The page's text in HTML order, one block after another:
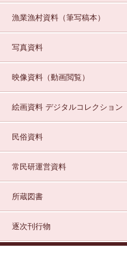
漁業漁村資料（筆写稿本）
写真資料
映像資料（動画閲覧）
絵画資料 デジタルコレクション
民俗資料
常民研運営資料
所蔵図書
逐次刊行物